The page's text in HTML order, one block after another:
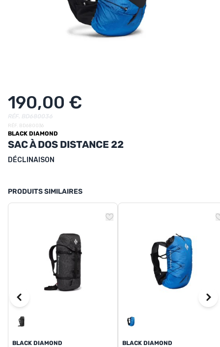
MES FAVORIS
LE BLOG DES TONTONS
CONTACT
190,00 €
RÉF. BD680036
RÉF. BD680036
BLACK DIAMOND
SAC À DOS DISTANCE 22
DÉCLINAISON
PRODUITS SIMILAIRES
BLACK DIAMOND
BLACK DIAMOND